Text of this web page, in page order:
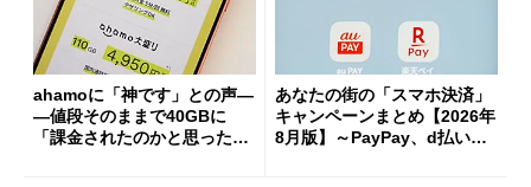
ahamoに「神です」との声―
―値段そのままで40GBに
「課金されたのかと思った」
あなたの街の「スマホ決済」
キャンペーンまとめ【2026年
8月版】～PayPay、d払い、a